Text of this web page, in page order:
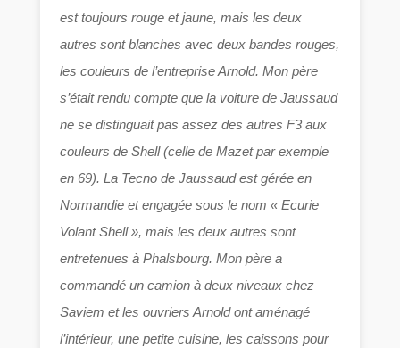
est toujours rouge et jaune, mais les deux
autres sont blanches avec deux bandes rouges,
les couleurs de l’entreprise Arnold. Mon père
s’était rendu compte que la voiture de Jaussaud
ne se distinguait pas assez des autres F3 aux
couleurs de Shell (celle de Mazet par exemple
en 69). La Tecno de Jaussaud est gérée en
Normandie et engagée sous le nom « Ecurie
Volant Shell », mais les deux autres sont
entretenues à Phalsbourg. Mon père a
commandé un camion à deux niveaux chez
Saviem et les ouvriers Arnold ont aménagé
l’intérieur, une petite cuisine, les caissons pour